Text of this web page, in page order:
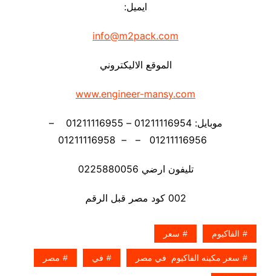
ايميل:
info@m2pack.com
الموقع الاليكتروني
www.engineer-mansy.com
موبايل: 01211116954 – 01211116955 –
تليفون ارضي 0225880056
002 كود مصر قبل الرقم
الفاكيوم سعر
سعر مكينه الفاكيوم في مصر في مصر